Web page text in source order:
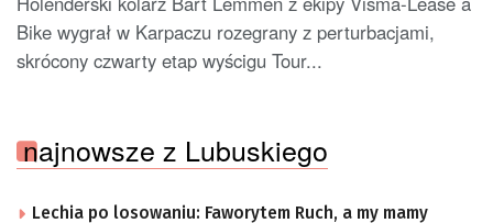
Bike wygrał w Karpaczu rozegrany z perturbacjami,
skrócony czwarty etap wyścigu Tour...
najnowsze z Lubuskiego
Lechia po losowaniu: Faworytem Ruch, a my mamy